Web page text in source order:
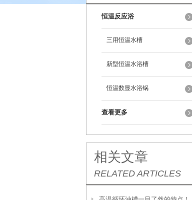
恒温反应浴
三用恒温水槽
新型恒温水浴槽
恒温数显水浴锅
查看更多
相关文章
RELATED ARTICLES